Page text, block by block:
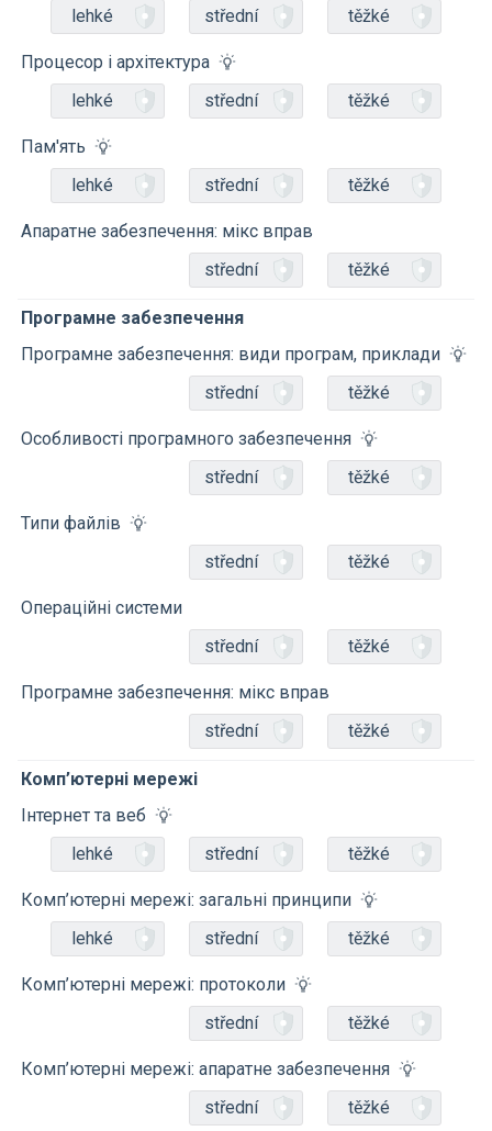
lehké střední těžké
Процесор і архітектура
lehké
střední těžké
Пам'ять
lehké
střední těžké
Апаратне забезпечення: мікс вправ
střední
těžké
Програмне забезпечення
Програмне забезпечення: види програм, приклади
střední
těžké
Особливості програмного забезпечення
střední
těžké
Типи файлів
střední
těžké
Операційні системи
střední
těžké
Програмне забезпечення: мікс вправ
střední
těžké
Комп’ютерні мережі
Інтернет та веб
lehké
střední těžké
Комп’ютерні мережі: загальні принципи
lehké
střední těžké
Комп’ютерні мережі: протоколи
střední
těžké
Комп’ютерні мережі: апаратне забезпечення
střední
těžké